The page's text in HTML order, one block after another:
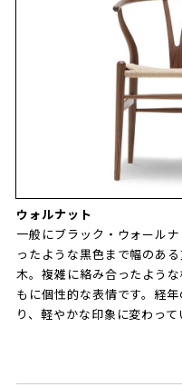
ウォルナット
一般にブラック・ウォール
ったような黒色まで幅のあ
木。複雑に絡み合ったよう
もに個性的な表情です。経
り、軽やかな印象に変わって